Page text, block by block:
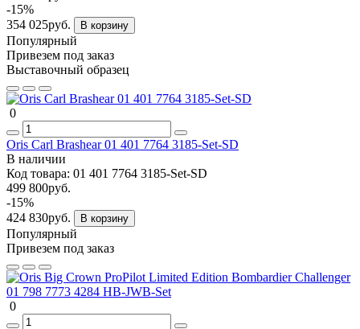
-15%
354 025руб.
В корзину
Популярный
Привезем под заказ
Выставочный образец
0
Oris Carl Brashear 01 401 7764 3185-Set-SD
В наличии
Код товара: 01 401 7764 3185-Set-SD
499 800руб.
-15%
424 830руб.
В корзину
Популярный
Привезем под заказ
0